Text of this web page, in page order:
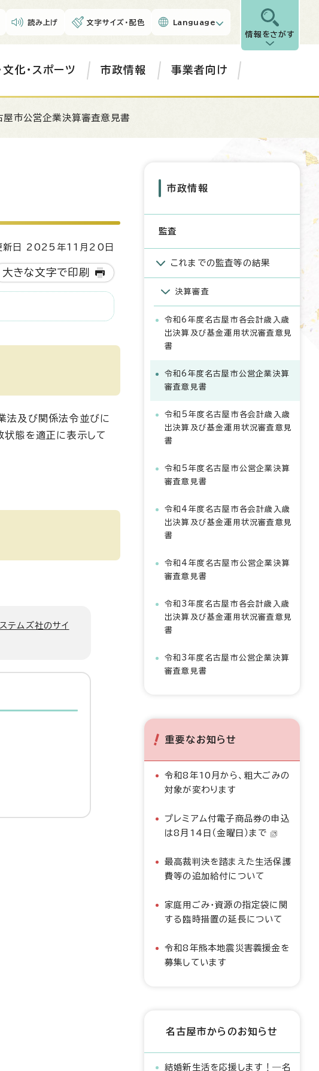
読み上げ 文字サイズ・配色 Language
情報をさがす
文化・スポーツ 市政情報 事業者向け
市公営企業決算審査意見書
日 2025年11月20日
大きな文字で印刷
法及び関係法令並びに
状態を適正に表示して
テムズ社のサイ
市政情報
監査
これまでの監査等の結果
決算審査
令和6年度名古屋市各会計歳入歳
出決算及び基金運用状況審査意見
書
令和6年度名古屋市公営企業決算
審査意見書
令和5年度名古屋市各会計歳入歳
出決算及び基金運用状況審査意見
書
令和5年度名古屋市公営企業決算
審査意見書
令和4年度名古屋市各会計歳入歳
出決算及び基金運用状況審査意見
書
令和4年度名古屋市公営企業決算
審査意見書
令和3年度名古屋市各会計歳入歳
出決算及び基金運用状況審査意見
書
令和3年度名古屋市公営企業決算
審査意見書
重要なお知らせ
令和8年10月から、粗大ごみの
対象が変わります
プレミアム付電子商品券の申込
は8月14日（金曜日）まで
最高裁判決を踏まえた生活保護
費等の追加給付について
家庭用ごみ・資源の指定袋に関
する臨時措置の延長について
令和8年熊本地震災害義援金を
募集しています
名古屋市からのお知らせ
結婚新生活を応援します！―名